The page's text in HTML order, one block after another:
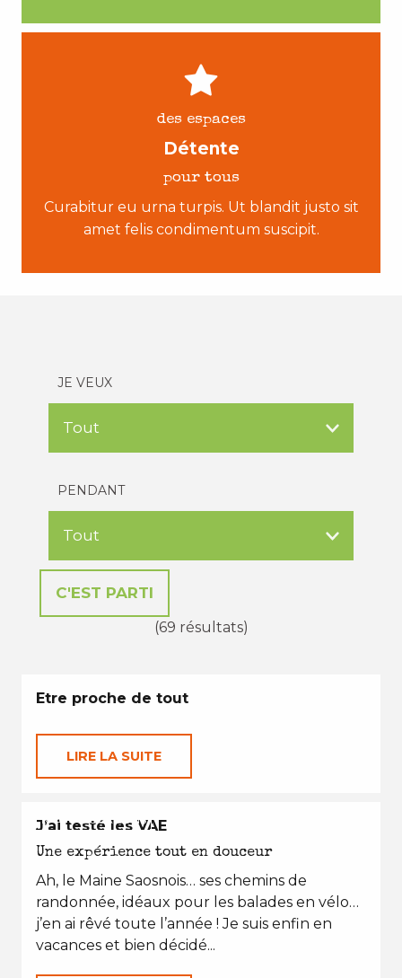
des espaces
Détente
pour tous
Curabitur eu urna turpis. Ut blandit justo sit
amet felis condimentum suscipit.
JE VEUX
PENDANT
(69 résultats)
Etre proche de tout
LIRE LA SUITE
EN TOUTES SAISONS
J’ai testé les VAE
Une expérience tout en douceur
Ah, le Maine Saosnois… ses chemins de
randonnée, idéaux pour les balades en vélo…
j’en ai rêvé toute l’année ! Je suis enfin en
vacances et bien décidé...